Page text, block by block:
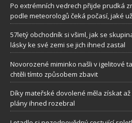
Po extrémních vedrech přijde prudká
podle meteorologů čeká počasí, jaké
57letý obchodník si všiml, jak se
lásky ke své zemi se jich ihned zastal
Novorozené miminko našli v igelitové
chtěli tímto způsobem zbavit
Díky mateřské dovolené měla získat až
plány ihned rozebral